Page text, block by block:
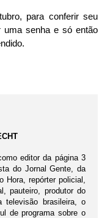
para conferir seu
uma senha e só então
editor da página 3
do Jornal Gente, da
Hora, repórter policial,
pauteiro, produtor do
televisão brasileira, o
de programa sobre o